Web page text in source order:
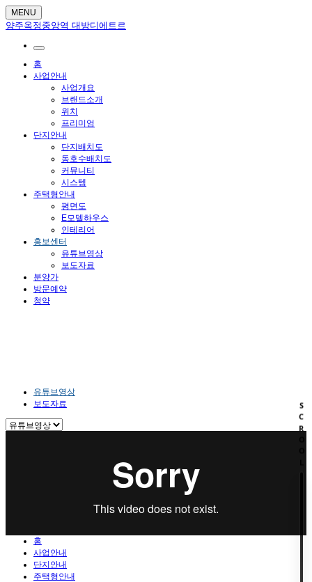
MENU
양주옥정중앙역 대방디에트르
홈
사업안내
사업개요
브랜드소개
위치
프리미엄
단지안내
단지배치도
동호수배치도
커뮤니티
시스템
주택형안내
평면도
E모델하우스
인테리어
홍보센터
유튜브영상
보도자료
분양가
방문예약
청약
유튜브영상
보도자료
홈
사업안내
단지안내
주택형안내
SCROOL